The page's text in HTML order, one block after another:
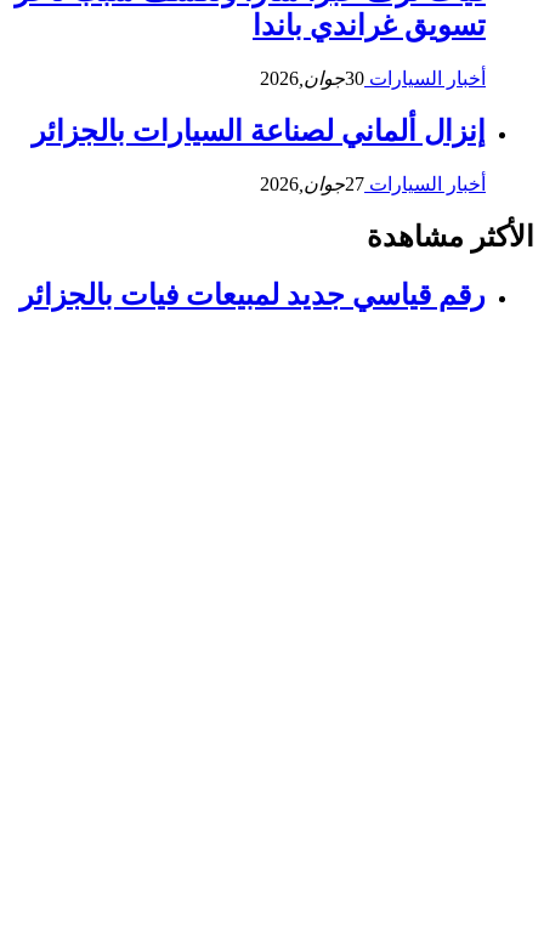
تسويق غراندي باندا
أخبار السيارات 30جوان, 2026
إنزال ألماني لصناعة السيارات بالجزائر
أخبار السيارات 27جوان, 2026
الأكثر مشاهدة
رقم قياسي جديد لمبيعات فيات بالجزائر